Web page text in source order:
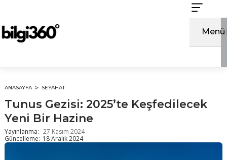
Menü
ANASAYFA SEYAHAT
Tunus Gezisi: 2025’te Keşfedilecek
Yeni Bir Hazine
Yayınlanma: 27 Kasım 2024
Güncelleme: 18 Aralık 2024